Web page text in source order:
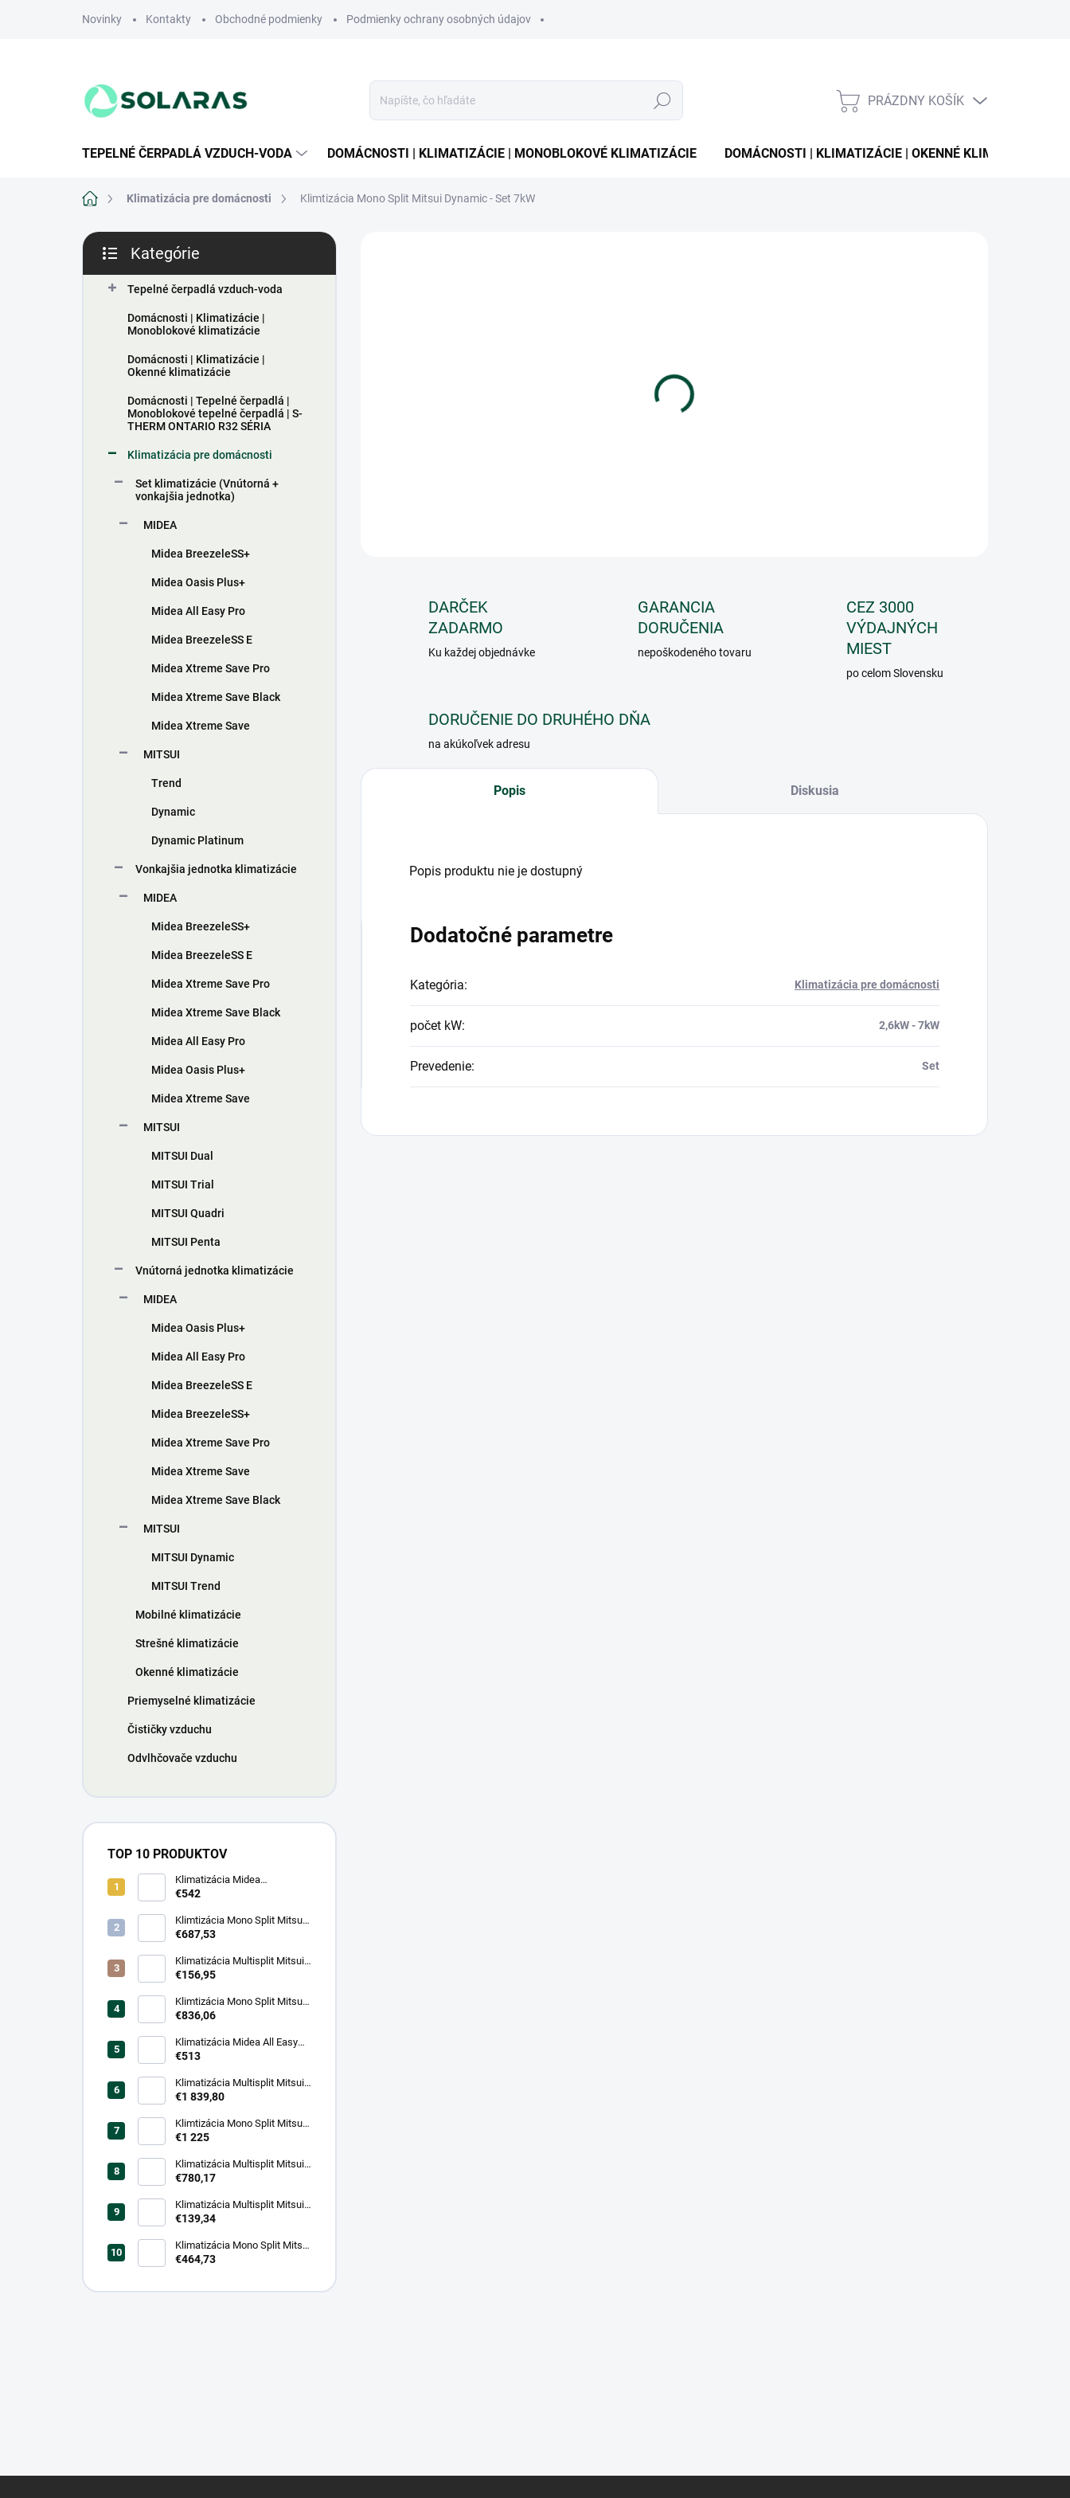
Novinky Kontakty Obchodné podmienky Podmienky ochrany osobných údajov
Hľadať
NÁKUPNÝ
PRÁZDNY KOŠÍK
TEPELNÉ ČERPADLÁ VZDUCH-VODA DOMÁCNOSTI | KLIMATIZÁCIE | MONOBLOKOVÉ KLIMATIZÁCIE DOMÁCNOSTI | KLIMATIZÁCIE | OKENNÉ KLIMATIZÁCIE
DomovKlimatizácia pre domácnosti Klimtizácia Mono Split Mitsui Dynamic - Set 7kW
B
č
kategórie
Kategórie
Tepelné čerpadlá vzduch-voda
Domácnosti | Klimatizácie |
Monoblokové klimatizácie
Domácnosti | Klimatizácie |
Okenné klimatizácie
Domácnosti | Tepelné čerpadlá |
Monoblokové tepelné čerpadlá | S-
THERM ONTARIO R32 SÉRIA
Klimatizácia pre domácnosti
Set klimatizácie (Vnútorná +
vonkajšia jednotka)
MIDEA
Midea BreezeleSS+
Midea Oasis Plus+
Midea All Easy Pro
Midea BreezeleSS E
Midea Xtreme Save Pro
Midea Xtreme Save Black
Midea Xtreme Save
MITSUI
Trend
Dynamic
Dynamic Platinum
Vonkajšia jednotka klimatizácie
MIDEA
Midea BreezeleSS+
Midea BreezeleSS E
Midea Xtreme Save Pro
Midea Xtreme Save Black
Midea All Easy Pro
Midea Oasis Plus+
Midea Xtreme Save
MITSUI
MITSUI Dual
MITSUI Trial
MITSUI Quadri
MITSUI Penta
Vnútorná jednotka klimatizácie
MIDEA
Midea Oasis Plus+
Midea All Easy Pro
Midea BreezeleSS E
Midea BreezeleSS+
Midea Xtreme Save Pro
Midea Xtreme Save
Midea Xtreme Save Black
MITSUI
MITSUI Dynamic
MITSUI Trend
Mobilné klimatizácie
Strešné klimatizácie
Okenné klimatizácie
Priemyselné klimatizácie
Čističky vzduchu
Odvlhčovače vzduchu
TOP 10 PRODUKTOV
Klimatizácia Midea
BreezeleSS+ - Nástenný
jednotka
€542
Klimtizácia Mono Split Mitsui
Dynamic - Set 3,5kW
€687,53
Klimatizácia Multisplit Mitsui
Trend 12000 - Vnútorna
€156,95
Klimtizácia Mono Split Mitsui
Trend - Set 5,3kW
€836,06
Klimatizácia Midea All Easy
Pro - Nástenný monosplit -
€513
Klimatizácia Multisplit Mitsui
Quadri - Vonkajšia jednotka
€1 839,80
Klimtizácia Mono Split Mitsui
Trend - Set 7kW
€1 225
Klimatizácia Multisplit Mitsui
Dual - Vonkajšia jednotka
€780,17
Klimatizácia Multisplit Mitsui
Trend 9000 - Vnútorna
€139,34
Klimatizácia Mono Split Mitsui
Trend - Set 2,6kW
€464,73
VARIANT
DARČEK
ZADARMO
Ku každej objednávke
GARANCIA
DORUČENIA
nepoškodeného tovaru
CEZ 3000
VÝDAJNÝCH
MIEST
po celom Slovensku
DORUČENIE DO DRUHÉHO DŇA
na akúkoľvek adresu
Popis Diskusia
Popis produktu nie je dostupný
Dodatočné parametre
Kategória: Klimatizácia pre domácnosti
počet kW: 2,6kW - 7kW
Prevedenie: Set